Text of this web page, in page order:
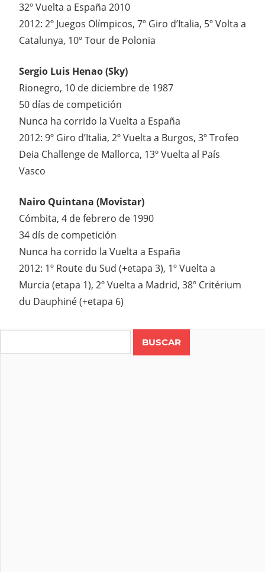
32º Vuelta a España 2010
2012: 2º Juegos Olímpicos, 7º Giro d’Italia, 5º Volta a
Catalunya, 10º Tour de Polonia
Sergio Luis Henao (Sky)
Rionegro, 10 de diciembre de 1987
50 días de competición
Nunca ha corrido la Vuelta a España
2012: 9º Giro d’Italia, 2º Vuelta a Burgos, 3º Trofeo
Deia Challenge de Mallorca, 13º Vuelta al País
Vasco
Nairo Quintana (Movistar)
Cómbita, 4 de febrero de 1990
34 dís de competición
Nunca ha corrido la Vuelta a España
2012: 1º Route du Sud (+etapa 3), 1º Vuelta a
Murcia (etapa 1), 2º Vuelta a Madrid, 38º Critérium
du Dauphiné (+etapa 6)